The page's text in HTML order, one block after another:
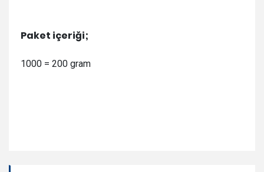
Paket içeriği;
1000 = 200 gram